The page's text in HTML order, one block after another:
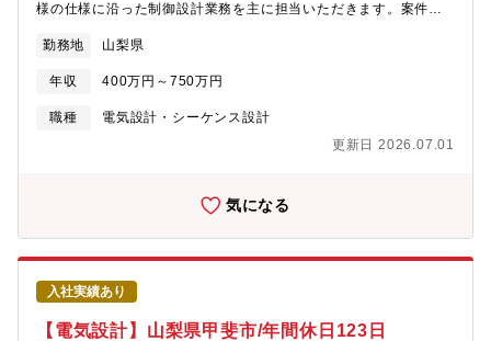
様の仕様に沿った制御設計業務を主に担当いただきます。案件ご
計、検図、納期管理等を行っていただきます。【募集背景】■今後
の受注増大にも対応出来るよう、装置設計部門のパワーアップを
図る為の募集です。【組織構成】■1４名（５０代５名 ３０代３
名 ２０代６名）
勤務地 山梨県
年収 400万円～750万円
職種
電気設計・シーケンス設計
更新日 2026.07.01
気になる
入社実績あり
【電気設計】山梨県甲斐市/年間休日123日